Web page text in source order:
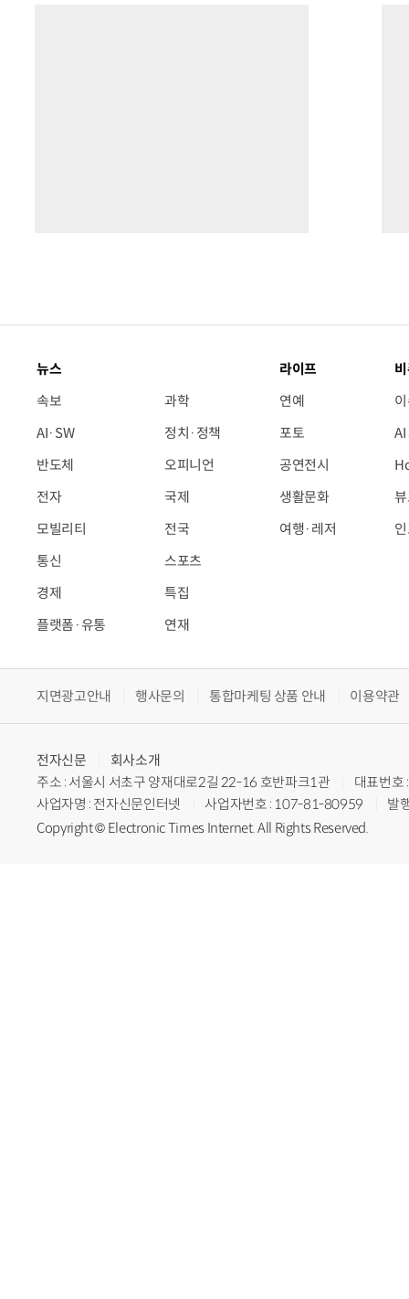
뉴스
속보
AI·SW
반도체
전자
모빌리티
통신
경제
플랫폼·유통
과학
정치·정책
오피니언
국제
전국
스포츠
특집
연재
라이프
연예
포토
공연전시
생활문화
여행·레저
지면광고안내 행사문의 통합마케팅 상품 안내 이용약관
전자신문
회사소개
주소 : 서울시 서초구 양재대로2길 22-16 호반파크1관
대표번
사업자명 : 전자신문인터넷
사업자번호 : 107-81-80959
발
Copyright © Electronic Times Internet. All Rights Reserved.